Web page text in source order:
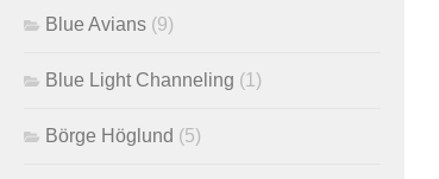
Blue Avians (9)
Blue Light Channeling (1)
Börge Höglund (5)